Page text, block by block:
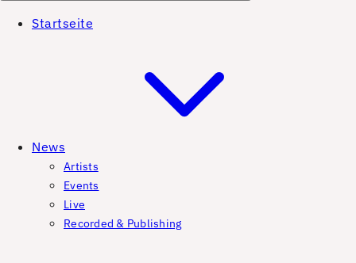
Startseite
News
Artists
Events
Live
Recorded & Publishing